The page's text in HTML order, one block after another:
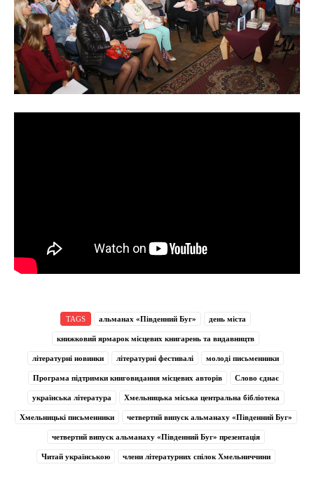
TAGS альманах «Південний Буг» день міста
книжковий ярмарок місцевих книгарень та видавництв
літературні новинки літературні фестивалі молоді письменники
Програма підтримки книговидання місцевих авторів Слово єднає
українська література Хмельницька міська центральна бібліотека
Хмельницькі письменники четвертий випуск альманаху «Південний Буг»
четвертий випуск альманаху «Південний Буг» презентація
Читай українською члени літературних спілок Хмельниччини